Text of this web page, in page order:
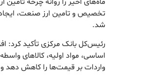
تخصیص و تامین ارز صنعت، ایجاد
شد.
رئیس‌کل بانک مرکزی تأکید کرد:
اساسی، مواد اولیه، کالاهای
واردات بر قیمت‌ها را کاهش دهد